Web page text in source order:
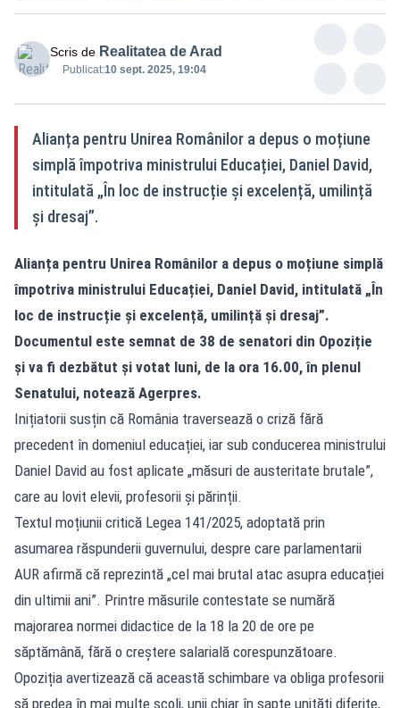
Scris de Realitatea de Arad
Publicat:10 sept. 2025, 19:04
Alianța pentru Unirea Românilor a depus o moțiune
simplă împotriva ministrului Educației, Daniel David,
intitulată „În loc de instrucție și excelență, umilință
și dresaj”.
Alianța pentru Unirea Românilor a depus o moțiune simplă
împotriva ministrului Educației, Daniel David, intitulată „În
loc de instrucție și excelență, umilință și dresaj”.
Documentul este semnat de 38 de senatori din Opoziție
și va fi dezbătut și votat luni, de la ora 16.00, în plenul
Senatului, notează Agerpres.
Inițiatorii susțin că România traversează o criză fără
precedent în domeniul educației, iar sub conducerea ministrului
Daniel David au fost aplicate „măsuri de austeritate brutale”,
care au lovit elevii, profesorii și părinții.
Textul moțiunii critică Legea 141/2025, adoptată prin
asumarea răspunderii guvernului, despre care parlamentarii
AUR afirmă că reprezintă „cel mai brutal atac asupra educației
din ultimii ani”. Printre măsurile contestate se numără
majorarea normei didactice de la 18 la 20 de ore pe
săptămână, fără o creștere salarială corespunzătoare.
Opoziția avertizează că această schimbare va obliga profesorii
să predea în mai multe școli, unii chiar în șapte unități diferite,